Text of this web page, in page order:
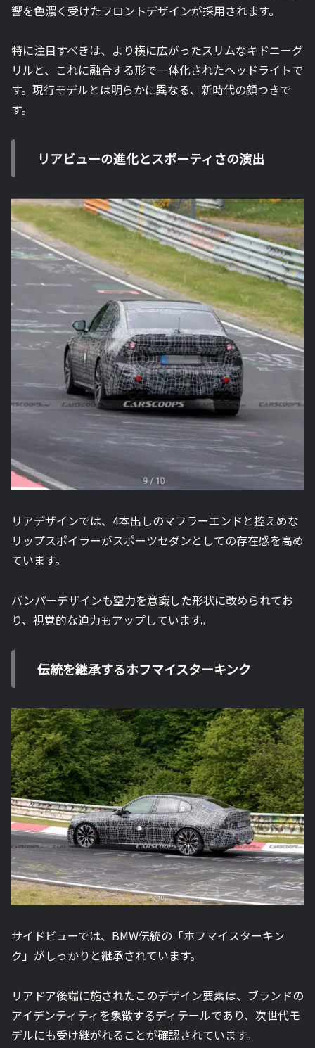
響を色濃く受けたフロントデザインが採用されます。
特に注目すべきは、より横に広がったスリムなキドニーグ
リルと、これに融合する形で一体化されたヘッドライトで
す。現行モデルとは明らかに異なる、新時代の顔つきで
す。
リアビューの進化とスポーティさの演出
リアデザインでは、4本出しのマフラーエンドと控えめな
リップスポイラーがスポーツセダンとしての存在感を高め
ています。
バンパーデザインも空力を意識した形状に改められてお
り、視覚的な迫力もアップしています。
伝統を継承するホフマイスターキンク
サイドビューでは、BMW伝統の「ホフマイスターキン
ク」がしっかりと継承されています。
リアドア後端に施されたこのデザイン要素は、ブランドの
アイデンティティを象徴するディテールであり、次世代モ
デルにも受け継がれることが確認されています。